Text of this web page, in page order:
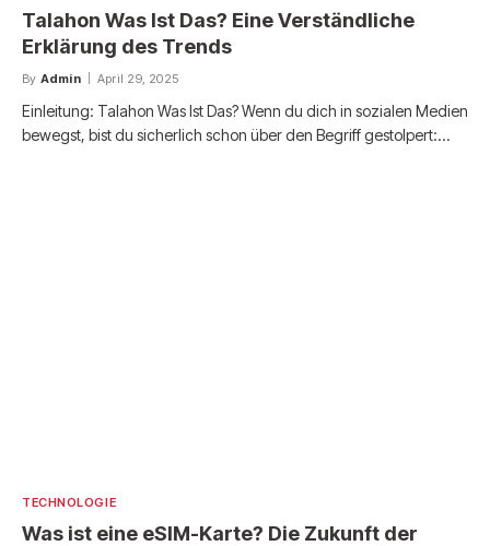
Talahon Was Ist Das? Eine Verständliche
Erklärung des Trends
By Admin April 29, 2025
Einleitung: Talahon Was Ist Das? Wenn du dich in sozialen Medien
bewegst, bist du sicherlich schon über den Begriff gestolpert:…
TECHNOLOGIE
Was ist eine eSIM-Karte? Die Zukunft der